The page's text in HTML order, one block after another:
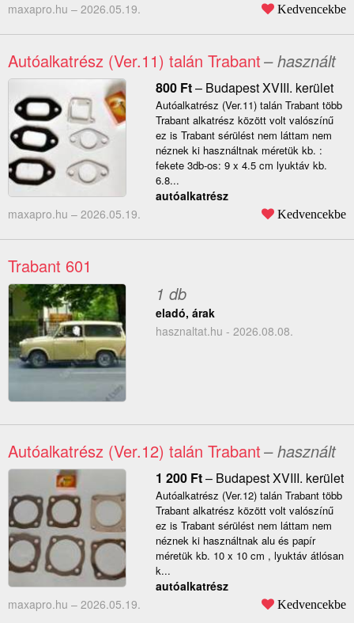
maxapro.hu – 2026.05.19. Kedvencekbe
Autóalkatrész (Ver.11) talán Trabant– használt
800 Ft– Budapest XVIII. kerület
Autóalkatrész (Ver.11) talán Trabant több
Trabant alkatrész között volt valószínű
ez is Trabant sérülést nem láttam nem
néznek ki használtnak méretük kb. :
fekete 3db-os: 9 x 4.5 cm lyuktáv kb.
6.8...
autóalkatrész
maxapro.hu – 2026.05.19. Kedvencekbe
Trabant 601
1 db
eladó, árak
hasznaltat.hu - 2026.08.08.
Autóalkatrész (Ver.12) talán Trabant– használt
1 200 Ft– Budapest XVIII. kerület
Autóalkatrész (Ver.12) talán Trabant több
Trabant alkatrész között volt valószínű
ez is Trabant sérülést nem láttam nem
néznek ki használtnak alu és papír
méretük kb. 10 x 10 cm , lyuktáv átlósan
k...
autóalkatrész
maxapro.hu – 2026.05.19. Kedvencekbe